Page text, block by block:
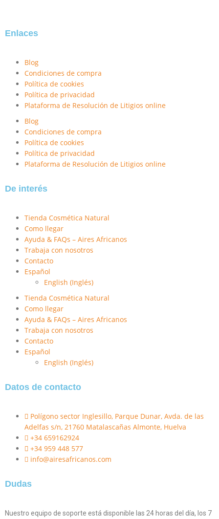
Enlaces
Blog
Condiciones de compra
Política de cookies
Política de privacidad
Plataforma de Resolución de Litigios online
Blog
Condiciones de compra
Política de cookies
Política de privacidad
Plataforma de Resolución de Litigios online
De interés
Tienda Cosmética Natural
Como llegar
Ayuda & FAQs – Aires Africanos
Trabaja con nosotros
Contacto
Español
English (Inglés)
Tienda Cosmética Natural
Como llegar
Ayuda & FAQs – Aires Africanos
Trabaja con nosotros
Contacto
Español
English (Inglés)
Datos de contacto
Polígono sector Inglesillo, Parque Dunar, Avda. de las
Adelfas s/n, 21760 Matalascañas Almonte, Huelva
+34 659162924
+34 959 448 577
info@airesafricanos.com
Dudas
Nuestro equipo de soporte está disponible las 24 horas del día, los 7